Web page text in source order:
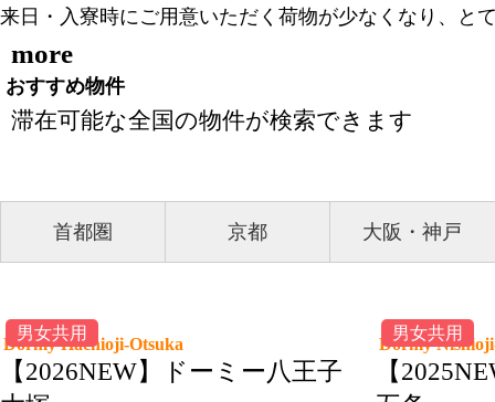
来日・入寮時にご用意いただく荷物が少なくなり、と
more
おすすめ物件
滞在可能な全国の物件が検索できます
首都圏 京都 大阪・神戸
ー衣笠等
Dormy Kindai-mae
ドーミー近大前